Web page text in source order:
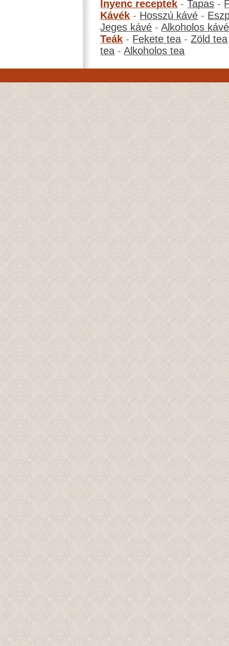
Ínyenc receptek -Tapas -
Kávék - Hosszú kávé -
Jeges kávé -Alkoholos kávé
Teák - Fekete tea -Zöld tea
tea -Alkoholos tea